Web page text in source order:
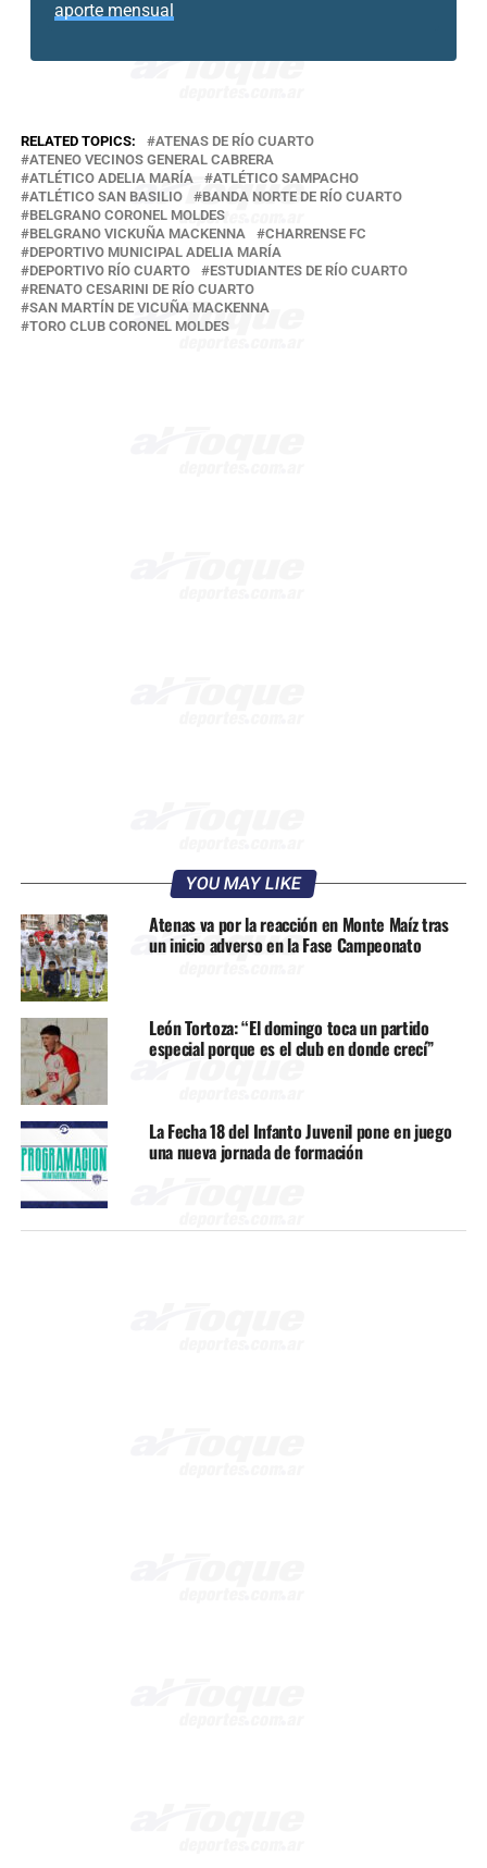
aporte mensual
RELATED TOPICS:
ATENAS DE RÍO CUARTO
ATENEO VECINOS GENERAL CABRERA
ATLÉTICO ADELIA MARÍA
ATLÉTICO SAMPACHO
ATLÉTICO SAN BASILIO
BANDA NORTE DE RÍO CUARTO
BELGRANO CORONEL MOLDES
BELGRANO VICKUÑA MACKENNA
CHARRENSE FC
DEPORTIVO MUNICIPAL ADELIA MARÍA
DEPORTIVO RÍO CUARTO
ESTUDIANTES DE RÍO CUARTO
RENATO CESARINI DE RÍO CUARTO
SAN MARTÍN DE VICUÑA MACKENNA
TORO CLUB CORONEL MOLDES
YOU MAY LIKE
Atenas va por la reacción en Monte Maíz tras
un inicio adverso en la Fase Campeonato
León Tortoza: “El domingo toca un partido
especial porque es el club en donde crecí”
La Fecha 18 del Infanto Juvenil pone en juego
una nueva jornada de formación